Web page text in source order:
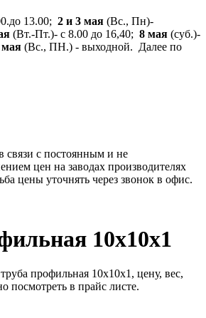
13.00; 2 и 3 мая (Вс., Пн)-
(Вт.-Пт.)- с 8.00 до 16,40; 8 мая (суб.)-
мая (Вс., ПН.) - выходной. Далее по
связи с постоянным и не
цен на заводах производителях
цены уточнять через звонок в офис.
10х10х1
профильная 10х10х1, цену, вес,
посмотреть в прайс листе.